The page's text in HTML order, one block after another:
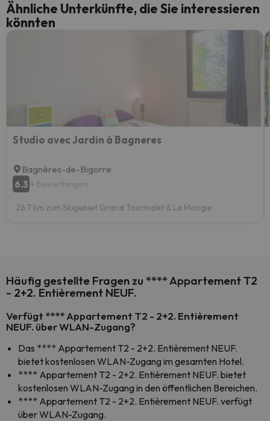
Ähnliche Unterkünfte, die Sie interessieren
könnten
Studio avec Jardin à Bagneres
Bagnères-de-Bigorre
6.34 Bewertungen
26.7 km zum Skigebiet Grand Tourmalet & La Mongie
Häufig gestellte Fragen zu **** Appartement T2
- 2+2. Entièrement NEUF.
Verfügt **** Appartement T2 - 2+2. Entièrement
NEUF. über WLAN-Zugang?
Das **** Appartement T2 - 2+2. Entièrement NEUF.
bietet kostenlosen WLAN-Zugang im gesamten Hotel.
**** Appartement T2 - 2+2. Entièrement NEUF. bietet
kostenlosen WLAN-Zugang in den öffentlichen Bereichen.
**** Appartement T2 - 2+2. Entièrement NEUF. verfügt
über WLAN-Zugang.